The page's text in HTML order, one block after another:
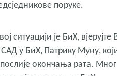
поруке.
ситуацији је БиХ,
у БиХ, Патрику Муну,
окончања рата.